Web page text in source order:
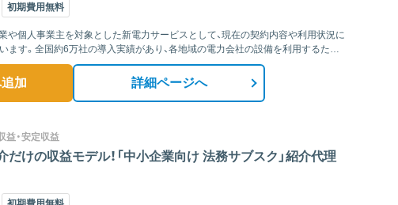
初期費用無料
業や個人事業主を対象とした新電力サービスとして、現在の契約内容や利用状況に
す。全国約6万社の導入実績があり、各地域の電力会社の設備を利用するため、
加 詳細ページへ
益・安定収益
だけの収益モデル！「中小企業向け 法務サブスク」紹介代理